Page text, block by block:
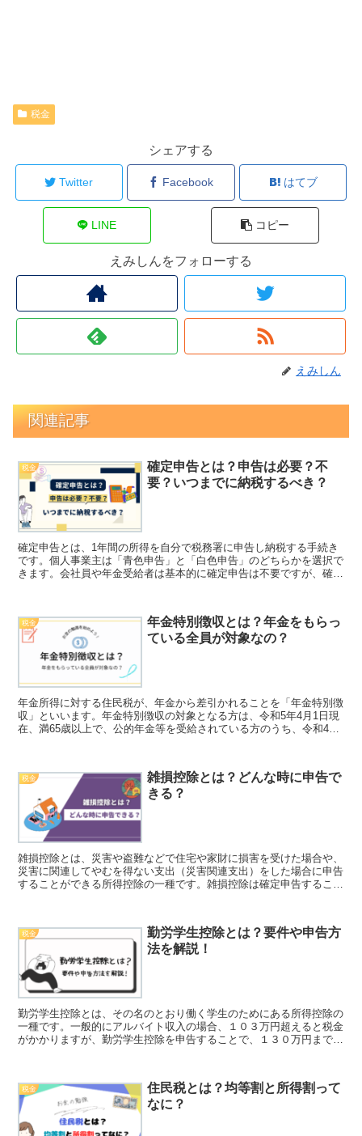
税金
シェアする
Twitter Facebook はてブ
LINE コピー
えみしんをフォローする
えみしん
関連記事
税金
確定申告とは？申告は必要？不
要？いつまでに納税するべき？
確定申告とは、1年間の所得を自分で税務署に申告し納税する手続き
です。個人事業主は「青色申告」と「白色申告」のどちらかを選択で
きます。会社員や年金受給者は基本的に確定申告は不要ですが、確定
税金
年金特別徴収とは？年金をもらっ
ている全員が対象なの？
年金所得に対する住民税が、年金から差引かれることを「年金特別徴
収」といいます。年金特別徴収の対象となる方は、令和5年4月1日現
在、満65歳以上で、公的年金等を受給されている方のうち、令和4年
税金
雑損控除とは？どんな時に申告で
きる？
雑損控除とは、災害や盗難などで住宅や家財に損害を受けた場合や、
災害に関連してやむを得ない支出（災害関連支出）をした場合に申告
することができる所得控除の一種です。雑損控除は確定申告すること
税金
勤労学生控除とは？要件や申告方
法を解説！
勤労学生控除とは、その名のとおり働く学生のためにある所得控除の
一種です。一般的にアルバイト収入の場合、１０３万円超えると税金
がかかりますが、勤労学生控除を申告することで、１３０万円まで非
税金
住民税とは？均等割と所得割って
なに？